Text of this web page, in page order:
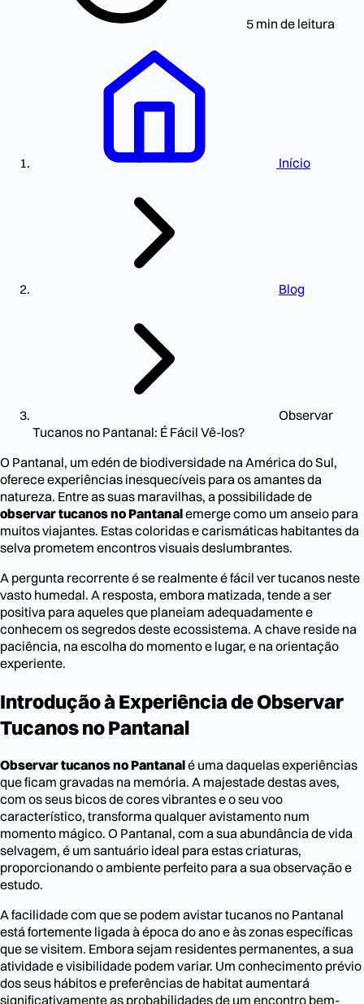
5 min de leitura
Início
Blog
Observar
Tucanos no Pantanal: É Fácil Vê-los?
O Pantanal, um edén de biodiversidade na América do Sul,
oferece experiências inesquecíveis para os amantes da
natureza. Entre as suas maravilhas, a possibilidade de
observar tucanos no Pantanalemerge como um anseio para
muitos viajantes. Estas coloridas e carismáticas habitantes da
selva prometem encontros visuais deslumbrantes.
A pergunta recorrente é se realmente é fácil ver tucanos neste
vasto humedal. A resposta, embora matizada, tende a ser
positiva para aqueles que planeiam adequadamente e
conhecem os segredos deste ecossistema. A chave reside na
paciência, na escolha do momento e lugar, e na orientação
experiente.
Introdução à Experiência de Observar
Tucanos no Pantanal
Observar tucanos no Pantanalé uma daquelas experiências
que ficam gravadas na memória. A majestade destas aves,
com os seus bicos de cores vibrantes e o seu voo
característico, transforma qualquer avistamento num
momento mágico. O Pantanal, com a sua abundância de vida
selvagem, é um santuário ideal para estas criaturas,
proporcionando o ambiente perfeito para a sua observação e
estudo.
A facilidade com que se podem avistar tucanos no Pantanal
está fortemente ligada à época do ano e às zonas específicas
que se visitem. Embora sejam residentes permanentes, a sua
atividade e visibilidade podem variar. Um conhecimento prévio
dos seus hábitos e preferências de habitat aumentará
significativamente as probabilidades de um encontro bem-